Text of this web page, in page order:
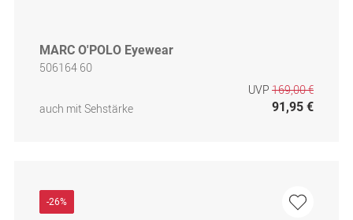
MARC O'POLO Eyewear
506164 60
auch mit Sehstärke
UVP 169,00 €
91,95 €
-26%